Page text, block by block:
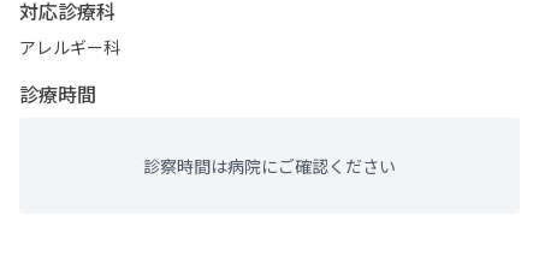
対応診療科
アレルギー科
診療時間
診察時間は病院にご確認ください